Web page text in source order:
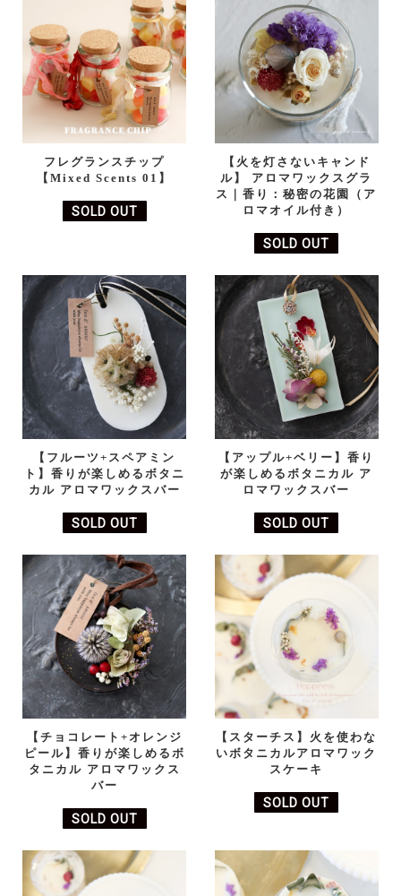
フレグランスチップ
【Mixed Scents 01】
SOLD OUT
【火を灯さないキャンド
ル】 アロマワックスグラ
ス｜香り：秘密の花園（ア
ロマオイル付き）
SOLD OUT
【フルーツ+スペアミン
ト】香りが楽しめるボタニ
カル アロマワックスバー
SOLD OUT
【アップル+ベリー】香り
が楽しめるボタニカル ア
ロマワックスバー
SOLD OUT
【チョコレート+オレンジ
ピール】香りが楽しめるボ
タニカル アロマワックス
バー
SOLD OUT
【スターチス】火を使わな
いボタニカルアロマワック
スケーキ
SOLD OUT